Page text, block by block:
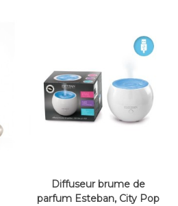
Diffuseur brume de
parfum Esteban, City Pop